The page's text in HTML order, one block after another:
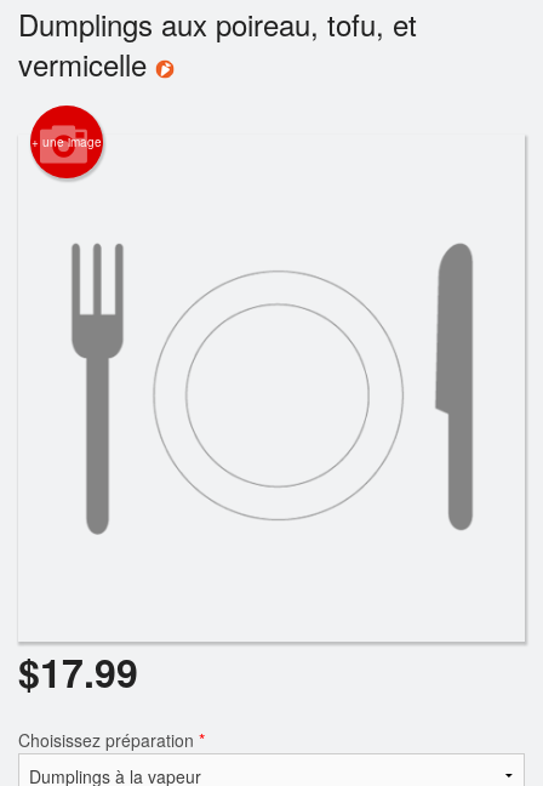
Inscription
Panier (0)
Dumplings aux poireau, tofu, et
vermicelle
+ une image
$17.99
Choisissez préparation *